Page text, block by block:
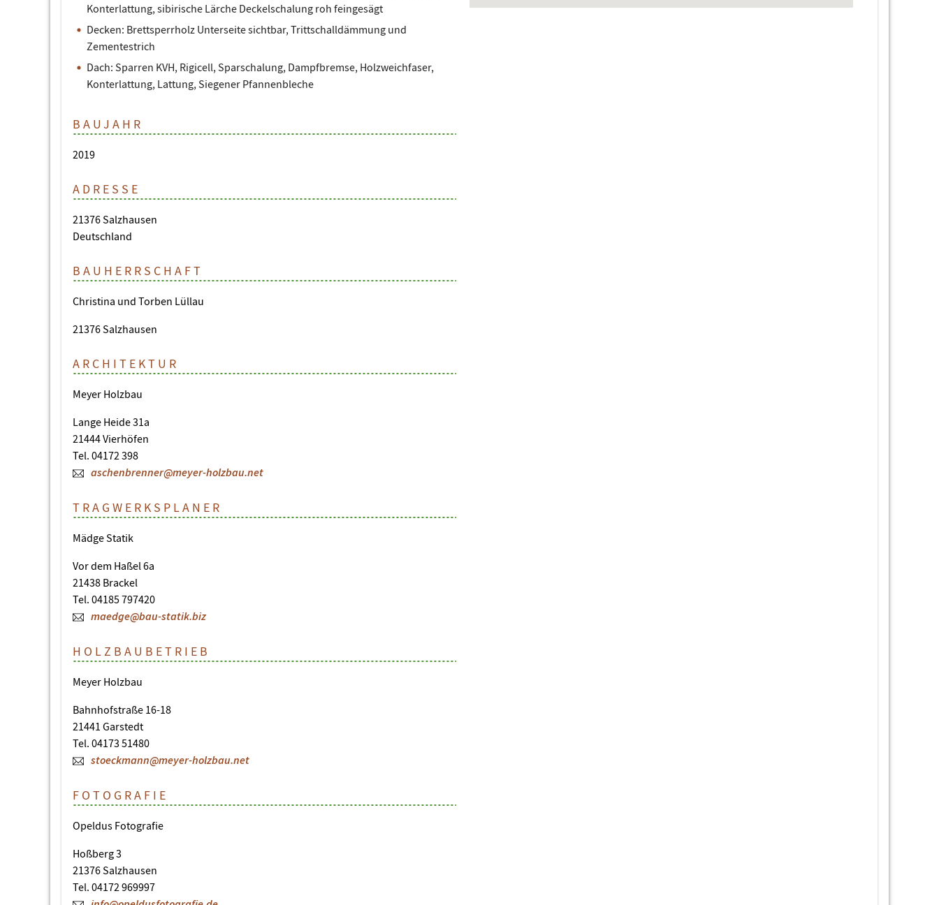
Konterlattung, sibirische Lärche Deckelschalung roh feingesägt
Decken: Brettsperrholz Unterseite sichtbar, Trittschalldämmung und
Zementestrich
Dach: Sparren KVH, Rigicell, Sparschalung, Dampfbremse, Holzweichfaser,
Konterlattung, Lattung, Siegener Pfannenbleche
BAUJAHR
2019
ADRESSE
21376 Salzhausen
Deutschland
BAUHERRSCHAFT
Christina und Torben Lüllau
21376 Salzhausen
ARCHITEKTUR
Meyer Holzbau
Lange Heide 31a
21444 Vierhöfen
Tel. 04172 398
aschenbrenner@meyer-holzbau.net
TRAGWERKSPLANER
Mädge Statik
Vor dem Haßel 6a
21438 Brackel
Tel. 04185 797420
maedge@bau-statik.biz
HOLZBAUBETRIEB
Meyer Holzbau
Bahnhofstraße 16-18
21441 Garstedt
Tel. 04173 51480
stoeckmann@meyer-holzbau.net
FOTOGRAFIE
Opeldus Fotografie
Hoßberg 3
21376 Salzhausen
Tel. 04172 969997